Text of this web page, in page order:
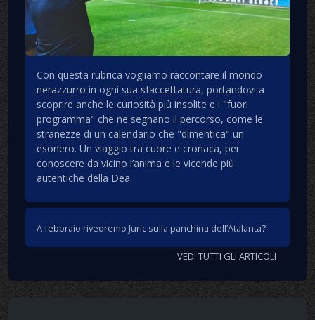
Con questa rubrica vogliamo raccontare il mondo
nerazzurro in ogni sua sfaccettatura, portandovi a
scoprire anche le curiosità più insolite e i "fuori
programma" che ne segnano il percorso, come le
stranezze di un calendario che "dimentica" un
esonero. Un viaggio tra cuore e cronaca, per
conoscere da vicino l’anima e le vicende più
autentiche della Dea.
A febbraio rivedremo Juric sulla panchina dell’Atalanta?
VEDI TUTTI GLI ARTICOLI